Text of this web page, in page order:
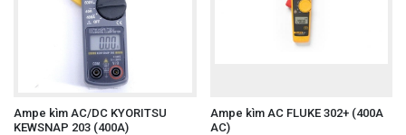
Ampe kìm AC/DC KYORITSU
KEWSNAP 203 (400A)
Ampe kìm AC FLUKE 302+ (400A
AC)